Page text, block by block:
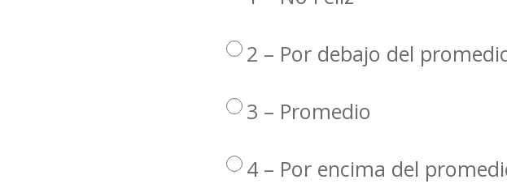
2 – Por debajo del
3 – Promedio
4 – Por encima del